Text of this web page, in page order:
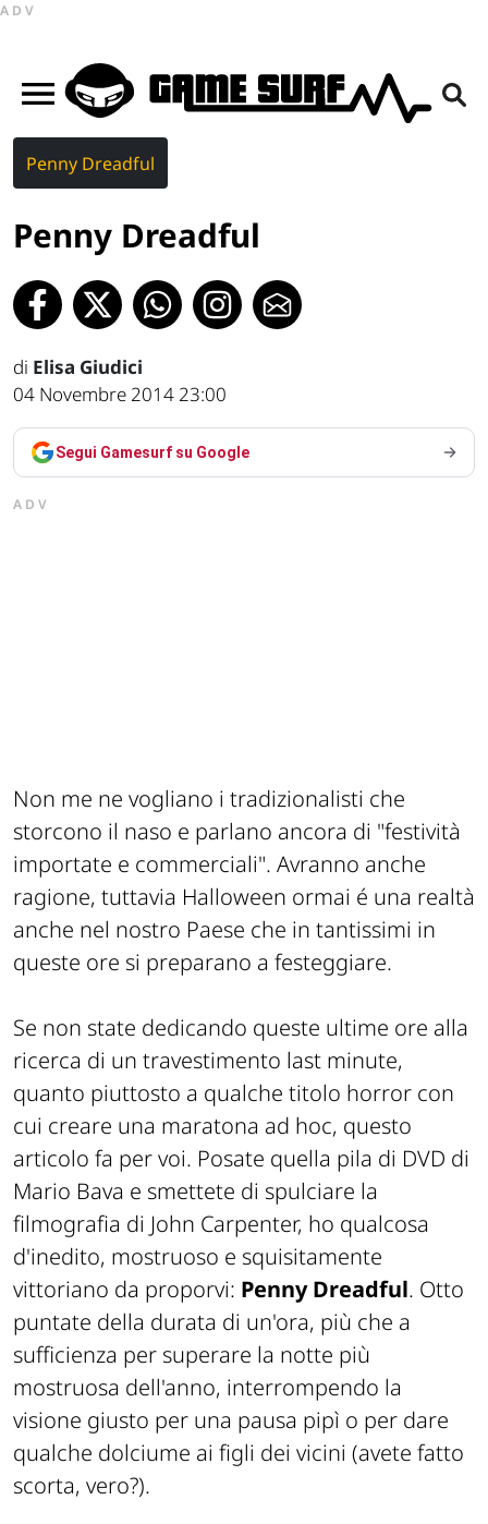
ADV
Penny Dreadful
Penny Dreadful
di Elisa Giudici
04 Novembre 2014 23:00
Segui Gamesurf su Google
ADV
Non me ne vogliano i tradizionalisti che
storcono il naso e parlano ancora di "festività
importate e commerciali". Avranno anche
ragione, tuttavia Halloween ormai é una realtà
anche nel nostro Paese che in tantissimi in
queste ore si preparano a festeggiare.
Se non state dedicando queste ultime ore alla
ricerca di un travestimento last minute,
quanto piuttosto a qualche titolo horror con
cui creare una maratona ad hoc, questo
articolo fa per voi. Posate quella pila di DVD di
Mario Bava e smettete di spulciare la
filmografia di John Carpenter, ho qualcosa
d'inedito, mostruoso e squisitamente
vittoriano da proporvi: Penny Dreadful. Otto
puntate della durata di un'ora, più che a
sufficienza per superare la notte più
mostruosa dell'anno, interrompendo la
visione giusto per una pausa pipì o per dare
qualche dolciume ai figli dei vicini (avete fatto
scorta, vero?).